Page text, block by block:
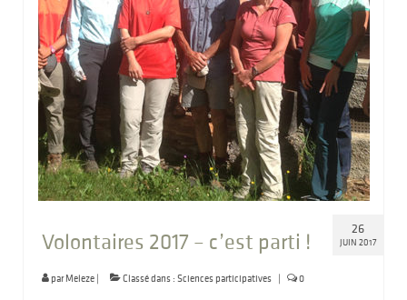
26
JUIN 2017
Volontaires 2017 – c’est parti !
parMeleze | Classé dans : Sciences participatives | 0